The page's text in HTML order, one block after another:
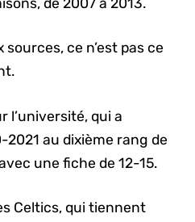
ce n’est pas ce
l’université, qui a
au dixième rang de
une fiche de 12-15.
Celtics, qui tiennent